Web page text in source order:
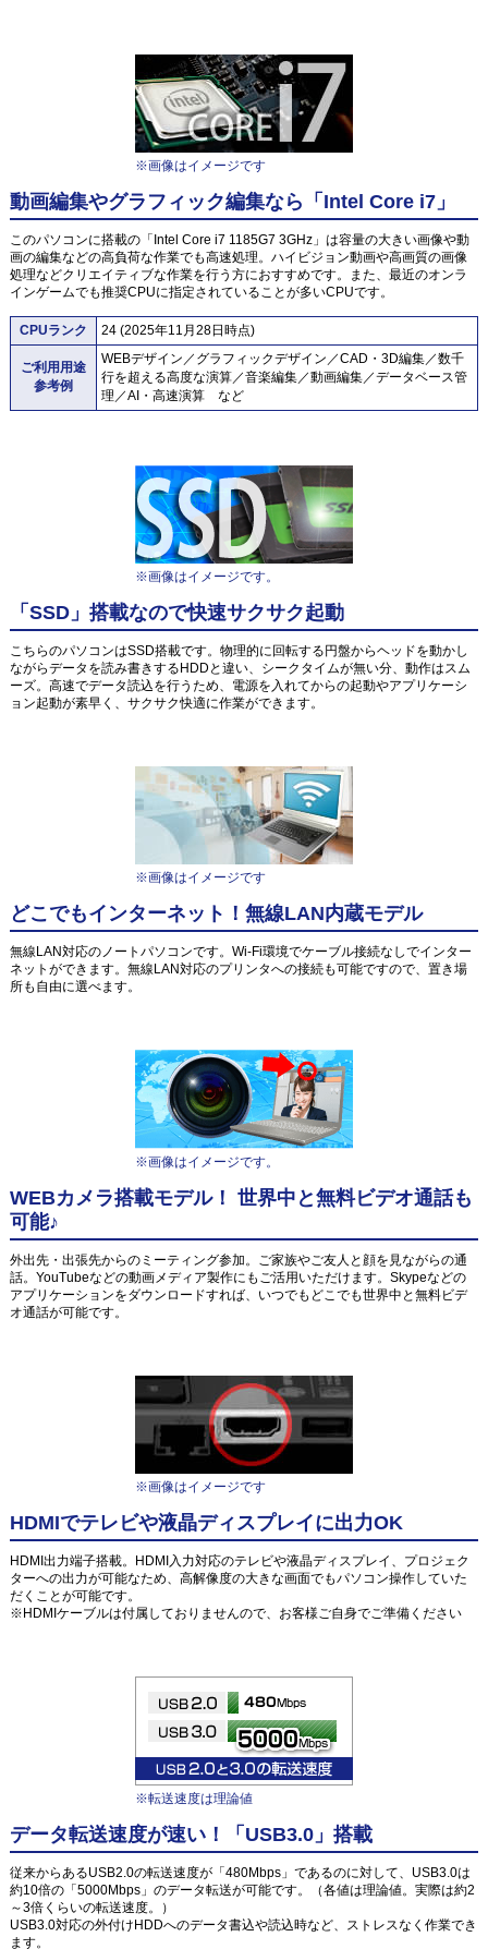
※画像はイメージです
動画編集やグラフィック編集なら「Intel Core i7」
このパソコンに搭載の「Intel Core i7 1185G7 3GHz」は容量の大きい画像や動
画の編集などの高負荷な作業でも高速処理。ハイビジョン動画や高画質の画像
処理などクリエイティブな作業を行う方におすすめです。また、最近のオンラ
インゲームでも推奨CPUに指定されていることが多いCPUです。
CPUランク 24 (2025年11月28日時点)
ご利用用途
参考例
WEBデザイン／グラフィックデザイン／CAD・3D編集／数千
行を超える高度な演算／音楽編集／動画編集／データベース管
理／AI・高速演算 など
※画像はイメージです。
「SSD」搭載なので快速サクサク起動
こちらのパソコンはSSD搭載です。物理的に回転する円盤からヘッドを動かし
ながらデータを読み書きするHDDと違い、シークタイムが無い分、動作はスム
ーズ。高速でデータ読込を行うため、電源を入れてからの起動やアプリケーシ
ョン起動が素早く、サクサク快適に作業ができます。
※画像はイメージです
どこでもインターネット！無線LAN内蔵モデル
無線LAN対応のノートパソコンです。Wi-Fi環境でケーブル接続なしでインター
ネットができます。無線LAN対応のプリンタへの接続も可能ですので、置き場
所も自由に選べます。
※画像はイメージです。
WEBカメラ搭載モデル！ 世界中と無料ビデオ通話も
可能♪
外出先・出張先からのミーティング参加。ご家族やご友人と顔を見ながらの通
話。YouTubeなどの動画メディア製作にもご活用いただけます。Skypeなどの
アプリケーションをダウンロードすれば、いつでもどこでも世界中と無料ビデ
オ通話が可能です。
※画像はイメージです
HDMIでテレビや液晶ディスプレイに出力OK
HDMI出力端子搭載。HDMI入力対応のテレビや液晶ディスプレイ、プロジェク
ターへの出力が可能なため、高解像度の大きな画面でもパソコン操作していた
だくことが可能です。
※HDMIケーブルは付属しておりませんので、お客様ご自身でご準備ください
※転送速度は理論値
データ転送速度が速い！「USB3.0」搭載
従来からあるUSB2.0の転送速度が「480Mbps」であるのに対して、USB3.0は
約10倍の「5000Mbps」のデータ転送が可能です。（各値は理論値。実際は約2
～3倍くらいの転送速度。）
USB3.0対応の外付けHDDへのデータ書込や読込時など、ストレスなく作業でき
ます。